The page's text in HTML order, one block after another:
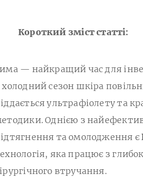
Короткий зміст статті:
— найкращий час для
холодний сезон шкіра
ультрафіолету та
Однією з
та омолодження є
яка працює з
втручання.